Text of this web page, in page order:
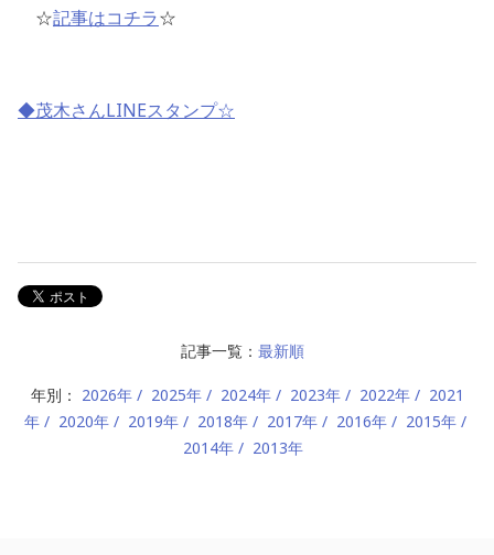
☆記事はコチラ☆
◆茂木さんLINEスタンプ☆
記事一覧： 最新順
年別： 2026年 2025年 2024年 2023年 2022年
2021
年
2020年 2019年 2018年 2017年 2016年
2015年
2014年
2013年